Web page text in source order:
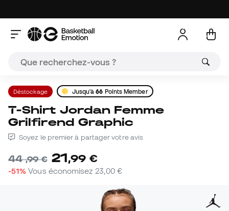
Déstockage Jusqu'à66 Points Member
T-Shirt Jordan Femme
Grilfirend Graphic
Soyez le premier à partager votre avis
44,99 € 21,99 €
-51% Vous économisez 23,00 €